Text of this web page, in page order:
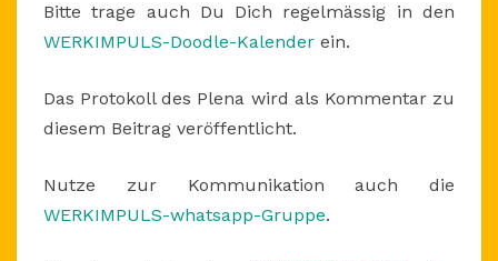
Bitte trage auch Du Dich regelmässig in den
WERKIMPULS-Doodle-Kalender ein.
Das Protokoll des Plena wird als Kommentar zu
diesem Beitrag veröffentlicht.
Nutze zur Kommunikation auch die
WERKIMPULS-whatsapp-Gruppe.